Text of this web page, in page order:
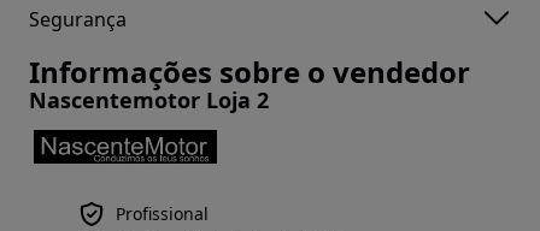
Segurança
Informações sobre o vendedor
Nascentemotor Loja 2
Profissional